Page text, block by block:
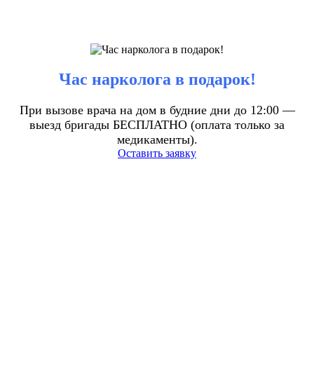
Час нарколога в подарок!
При вызове врача на дом в будние дни до 12:00 —
выезд бригады БЕСПЛАТНО (оплата только за
медикаменты).
Оставить заявку